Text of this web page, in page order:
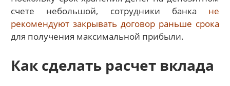
счете небольшой, сотрудники банка не
рекомендуют закрывать договор раньше срока
для получения максимальной прибыли.
Как сделать расчет вклада